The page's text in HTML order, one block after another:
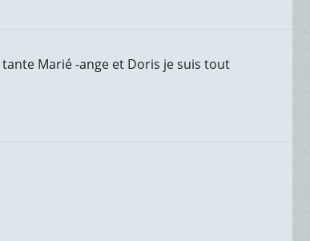
Marié -ange et Doris je suis tout